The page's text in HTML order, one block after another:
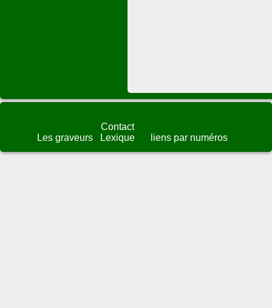
Les graveurs
Contact
Lexique
liens par numéros